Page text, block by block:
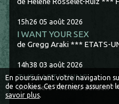
En poursuivant votre navigation
de cookies. Ces derniers assurent
savoir plus.
15h26 05 août 2026
I WANT YOUR SEX
de Gregg Araki *** ETATS-
14h38 03 août 2026
THE LAST VIKING
de Anders Thomas Jensen